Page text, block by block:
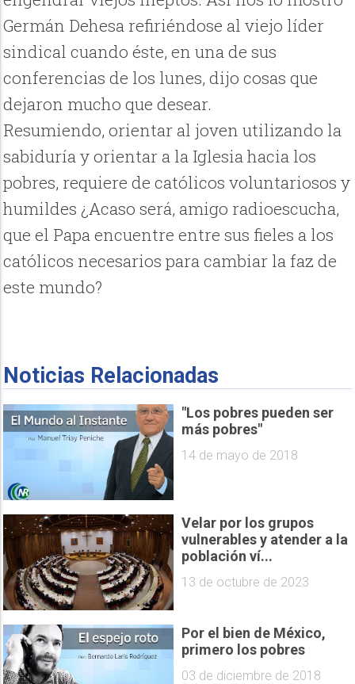
Germán Dehesa refiriéndose al viejo líder
sindical cuando éste, en una de sus
conferencias de los lunes, dijo cosas que
dejaron mucho que desear.
Resumiendo, orientar al joven utilizando la
sabiduría y orientar a la Iglesia hacia los
pobres, requiere de católicos voluntariosos y
humildes ¿Acaso será, amigo radioescucha,
que el Papa encuentre entre sus fieles a los
católicos necesarios para cambiar la faz de
este mundo?
Noticias Relacionadas
"Los pobres pueden ser
más pobres"
14 de mayo de 2018
Velar por los grupos
vulnerables y atender a la
población ví...
13 de octubre de 2023
Por el bien de México,
primero los pobres
03 de diciembre de 2018